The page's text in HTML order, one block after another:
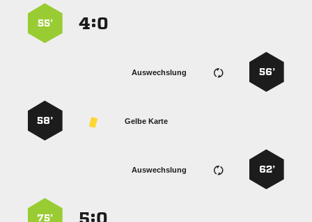
:
55’
56’
Auswechslung
Gelbe Karte
58’
62’
Auswechslung
:
75’